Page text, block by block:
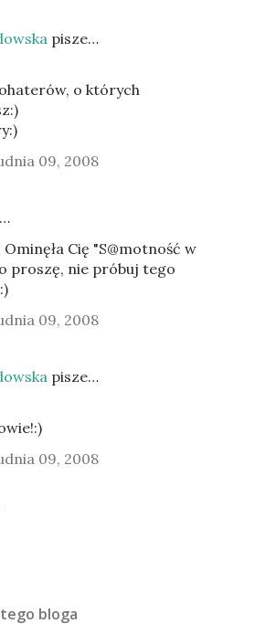
pisze…
o których
09, 2008
Cię "S@motność w
proszę, nie próbuj tego
09, 2008
pisze…
09, 2008
bloga